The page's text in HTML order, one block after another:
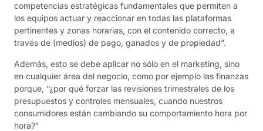
competencias estratégicas fundamentales que permiten a
los equipos actuar y reaccionar en todas las plataformas
pertinentes y zonas horarias, con el contenido correcto, a
través de (medios) de pago, ganados y de propiedad”.
Además, esto se debe aplicar no sólo en el marketing, sino
en cualquier área del negocio, como por ejemplo las finanzas
porque, “¿por qué forzar las revisiones trimestrales de los
presupuestos y controles mensuales, cuando nuestros
consumidores están cambiando su comportamiento hora por
hora?”